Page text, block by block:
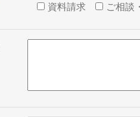
資料請求 ご相談